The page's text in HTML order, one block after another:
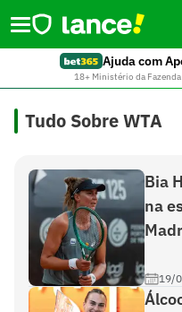
Ajuda com
18+ Ministério da
Tudo Sobre WTA
Bia
na
19/